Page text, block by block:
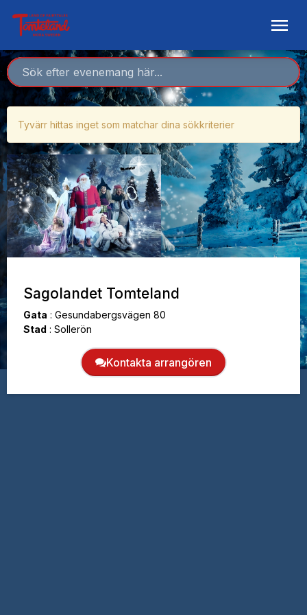
Tyvärr hittas inget som matchar dina sökkriterier
Sagolandet Tomteland
Gata : Gesundabergsvägen 80
Stad : Sollerön
Kontakta arrangören